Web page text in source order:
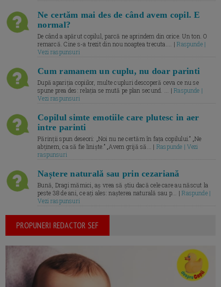
Ne certăm mai des de când avem copil. E
normal?
De când a apărut copilul, parcă ne aprindem din orice. Un ton. O
remarcă. Cine s-a trezit din nou noaptea trecuta.... |Raspunde |
Vezi raspunsuri
Cum ramanem un cuplu, nu doar parinti
După apariția copiilor, multe cupluri descoperă ceva ce nu se
spune prea des: relația se mută pe plan secund. ... |Raspunde |
Vezi raspunsuri
Copilul simte emotiile care plutesc in aer
intre parinti
Părinții spun deseori: „Noi nu ne certăm în fața copilului.” „Ne
abținem, ca să fie liniște.” „Avem grijă să... | Raspunde | Vezi
raspunsuri
Naștere naturală sau prin cezariană
Bună, Dragi mămici, aș vrea să știu dacă cele care au născut la
peste 38 de ani, ce ați ales: nașterea naturală sau p... |Raspunde |
Vezi raspunsuri
PROPUNERI REDACTOR SEF